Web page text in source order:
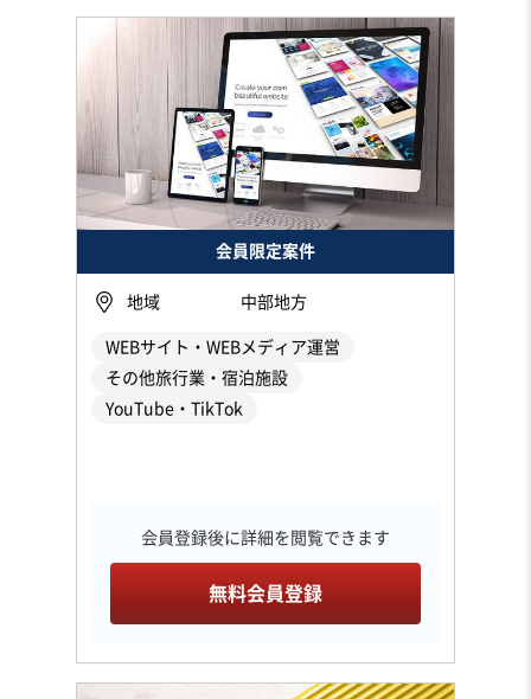
会員限定案件
地域 中部地方
WEBサイト・WEBメディア運営
その他旅行業・宿泊施設
YouTube・TikTok
会員登録後に詳細を閲覧できます
無料会員登録